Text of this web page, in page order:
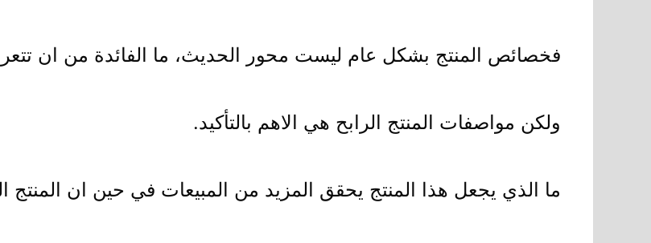
فخصائص المنتج بشكل عام ليست محور الحديث، ما الفائدة من ان
ولكن مواصفات المنتج الرابح هي الاهم بالتأكيد.
ما الذي يجعل هذا المنتج يحقق المزيد من المبيعات في حين ان